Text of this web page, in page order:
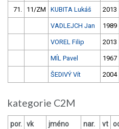
71. 11/ZM KUBITA Lukáš 2013
VADLEJCH Jan 1989
VOREL Filip 2013
MÍL Pavel 1967
ŠEDIVÝ Vít 2004
kategorie C2M
por. vk jméno nar. vt